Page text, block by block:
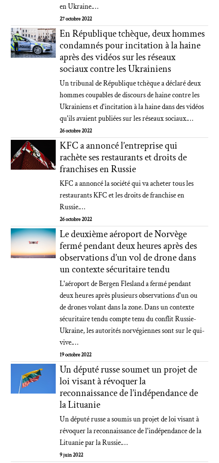
en Ukraine.…
27 octobre 2022
En République tchèque, deux hommes
condamnés pour incitation à la haine
après des vidéos sur les réseaux
sociaux contre les Ukrainiens
Un tribunal de République tchèque a déclaré deux
hommes coupables de discours de haine contre les
Ukrainiens et d'incitation à la haine dans des vidéos
qu'ils avaient publiées sur les réseaux sociaux.…
26 octobre 2022
KFC a annoncé l’entreprise qui
rachète ses restaurants et droits de
franchises en Russie
KFC a annoncé la société qui va acheter tous les
restaurants KFC et les droits de franchise en
Russie.…
26 octobre 2022
Le deuxième aéroport de Norvège
fermé pendant deux heures après des
observations d’un vol de drone dans
un contexte sécuritaire tendu
L'aéroport de Bergen Flesland a fermé pendant
deux heures après plusieurs observations d'un ou
de drones volant dans la zone. Dans un contexte
sécuritaire tendu compte tenu du conflit Russie-
Ukraine, les autorités norvégiennes sont sur le qui-
vive.…
19 octobre 2022
Un député russe soumet un projet de
loi visant à révoquer la
reconnaissance de l’indépendance de
la Lituanie
Un député russe a soumis un projet de loi visant à
révoquer la reconnaissance de l'indépendance de la
Lituanie par la Russie.…
9 juin 2022